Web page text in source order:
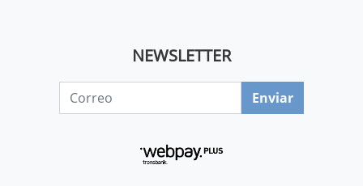
NEWSLETTER
Enviar